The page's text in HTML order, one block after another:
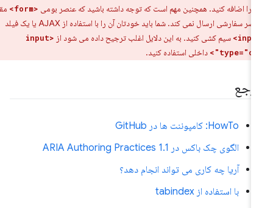
<form>
مقادیر
را از یک عنصر سفارشی ارسال نمی کند. شما باید خودتان آن را با استفاده از AJAX یا یک فیلد
سیم کشی کنید. به این دلایل اغلب ترجیح داده می شود از
<input
داخلی استفاده کنید.
HowTo: کامپوننت ها در GitHub
الگوی چک باکس در ARIA Authoring Practices 1.1
آریا چه کاری می تواند انجام دهد؟
با استفاده از tabindex